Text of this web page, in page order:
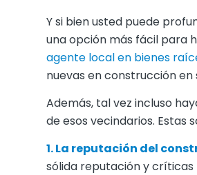
Y si bien usted puede
una opción más fácil para
agente local en bienes
nuevas en construcción en
Además, tal vez incluso
de esos vecindarios. Estas
1. La reputación del
sólida reputación y críticas